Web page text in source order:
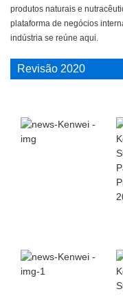
produtos naturais e
plataforma de negócios
indústria se reúne aqui.
Revisão 2020